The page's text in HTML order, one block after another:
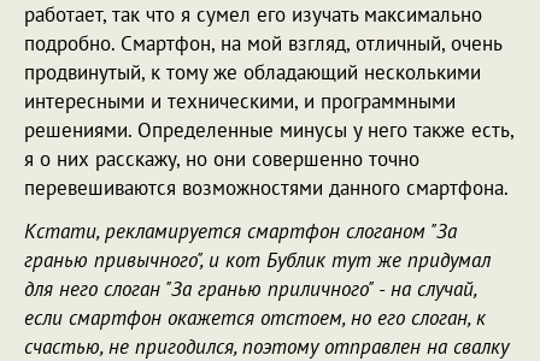
работает, так что я сумел его изучать максимально
подробно. Смартфон, на мой взгляд, отличный, очень
продвинутый, к тому же обладающий несколькими
интересными и техническими, и программными
решениями. Определенные минусы у него также есть,
я о них расскажу, но они совершенно точно
перевешиваются возможностями данного смартфона.
Кстати, рекламируется смартфон слоганом "За
гранью привычного", и кот Бублик тут же придумал
для него слоган "За гранью приличного" - на случай,
если смартфон окажется отстоем, но его слоган, к
счастью, не пригодился, поэтому отправлен на свалку